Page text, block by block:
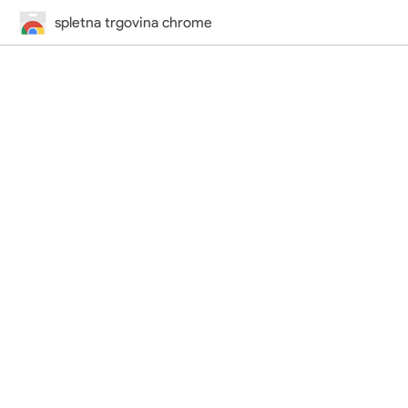
spletna trgovina chrome